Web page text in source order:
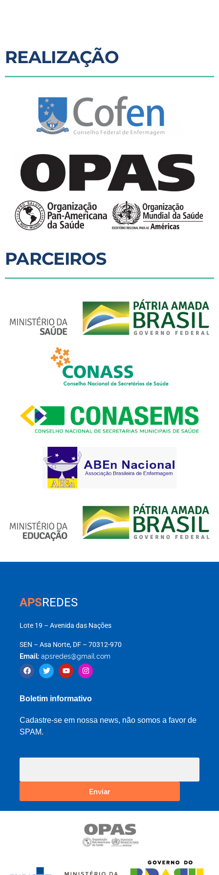
REALIZAÇÃO
PARCEIROS
APSREDES
Lote 19 – Avenida das Nações
SEN – Asa Norte, DF – 70312-970
Email: apsredes@gmail.com
Boletim informativo
Cadastre-se em nossa news, não somos a favor de
SPAM.
Enviar